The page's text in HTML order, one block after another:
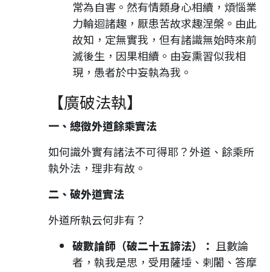
常為自害。然有情類身心相續，煩惱業
力輪迴諸趣，厭患苦故求趣涅槃。由此
故知，定無實我，但有諸識無始時來前
滅後生，因果相續。由妄熏習似我相
現，愚者於中妄執為我。
【廣破法執】
一、總徵外道餘乘實法
如何識外實有諸法不可得耶？外道、餘乘所
執外法，理非有故。
二、破外道實法
外道所執云何非有？
破數論師（破二十五諦法）： 且數論
者，執我是思，受用薩埵、剌闍、答摩